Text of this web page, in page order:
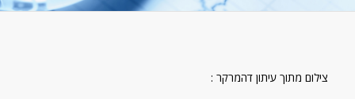
צילום מתוך עיתון דהמרקר :